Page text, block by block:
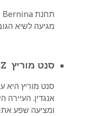
מגיעה לשיא הגובה,
סנט מוריץ ST MORITZ
סנט מוריץ היא
אנגדין.
ומציעה שפע